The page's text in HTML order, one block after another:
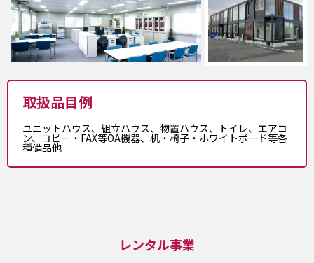
取扱品目例
ユニットハウス、組立ハウス、物置ハウス、トイレ、エアコ
ン、コピー・FAX等OA機器、机・椅子・ホワイトボード等各
種備品他
レンタル事業